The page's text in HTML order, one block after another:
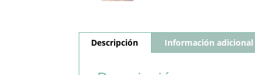
Descripción Información adicional